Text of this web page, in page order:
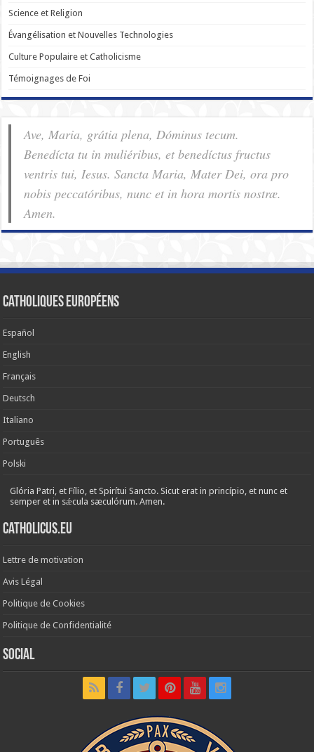
Science et Religion
Évangélisation et Nouvelles Technologies
Culture Populaire et Catholicisme
Témoignages de Foi
Ave, Maria, grátia plena, Dóminus tecum.
Benedícta tu in muliéribus, et benedíctus fructus
ventris tui, Iesus. Sancta Maria, Mater Dei, ora pro
nobis pec­ca­tóribus, nunc et in hora mortis nostræ.
Amen.
Catholiques européens
Español
English
Français
Deutsch
Italiano
Português
Polski
Glória Patri, et Fílio, et Spirítui Sancto. Sicut erat in princípio, et nunc et
semper et in sǽcula sæculórum. Amen.
Catholicus.eu
Lettre de motivation
Avis Légal
Politique de Cookies
Politique de Confidentialité
Social